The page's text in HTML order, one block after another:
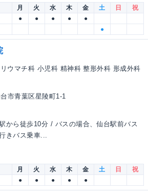
月 火 水 木 金 土 日
祝
● ● ● ●
●
●
ウマチ科 小児科 精神科 整形外科 形成外科
市青葉区星陵町1-1
から徒歩10分 / バスの場合、仙台駅前バス
きバス乗車...
月 火 水 木 金 土 日
祝
● ● ● ● ●